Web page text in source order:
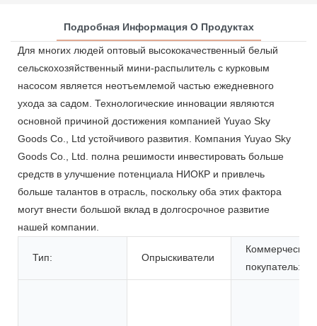
Подробная Информация О Продуктах
Для многих людей оптовый высококачественный белый
сельскохозяйственный мини-распылитель с курковым
насосом является неотъемлемой частью ежедневного
ухода за садом. Технологические инновации являются
основной причиной достижения компанией Yuyao Sky
Goods Co., Ltd устойчивого развития. Компания Yuyao Sky
Goods Co., Ltd. полна решимости инвестировать больше
средств в улучшение потенциала НИОКР и привлечь
больше талантов в отрасль, поскольку оба этих фактора
могут внести большой вклад в долгосрочное развитие
нашей компании.
Тип: Опрыскиватели
Коммерческий
покупатель: